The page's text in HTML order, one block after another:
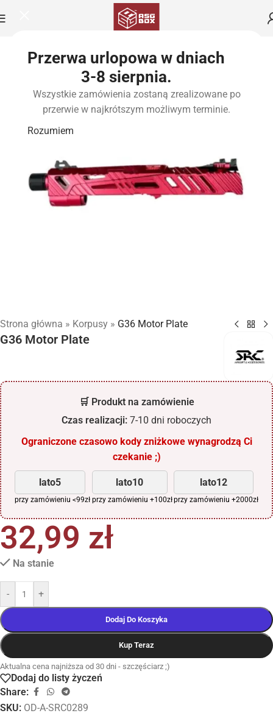
Przerwa urlopowa w dniach
3-8 sierpnia.
Wszystkie zamówienia zostaną zrealizowane po
przerwie w najkrótszym możliwym terminie.
Rozumiem
Strona główna » Korpusy » G36 Motor Plate
G36 Motor Plate
🛒 Produkt na zamówienie
Czas realizacji: 7-10 dni roboczych
Ograniczone czasowo kody zniżkowe wynagrodzą Ci
czekanie ;)
lato5
przy zamówieniu <99zł
lato10
przy zamówieniu +100zł
lato12
przy zamówieniu +2000zł
32,99 zł
Na stanie
- +
Dodaj Do Koszyka
Kup Teraz
Aktualna cena najniższa od 30 dni - szczęściarz ;)
Dodaj do listy życzeń
Share:
SKU: OD-A-SRC0289